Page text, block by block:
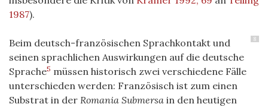
1987).
8
Beim deutsch-französischen Sprachkontakt und
seinen sprachlichen Auswirkungen auf die deutsche
Sprache5 müssen historisch zwei verschiedene Fälle
unterschieden werden: Französisch ist zum einen
Substrat in der Romania Submersa in den heutigen